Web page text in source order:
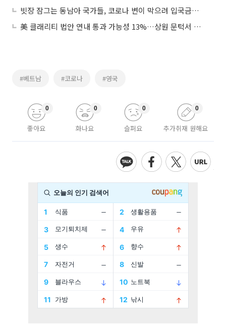
빗장 잠그는 동남아 국가들, 코로나 변이 막으려 입국금지 확대
美 클래리티 법안 연내 통과 가능성 13%…상원 문턱서 제동
#베트남 #코로나 #영국
좋아요
0
화나요
0
슬퍼요
0
추가취재 원해요
0